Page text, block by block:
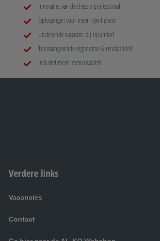
Innovaties van de chassis-professional
Oplossingen voor meer rijveiligheid
Uitstekende waarden bij rijcomfort
Toonaangevende ergonomie & rendabiliteit
Inclusief meer levenskwaliteit
Verdere links
Vacancies
Contact